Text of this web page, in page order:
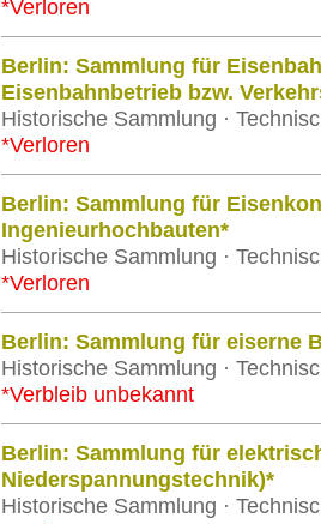
*Verloren
Berlin: Sammlung für
Eisenbahnbetrieb bzw.
Historische Sammlung ·
*Verloren
Berlin: Sammlung für
Ingenieurhochbauten*
Historische Sammlung ·
*Verloren
Berlin: Sammlung für eiserne
Historische Sammlung ·
*Verbleib unbekannt
Berlin: Sammlung für
Niederspannungstechnik)*
Historische Sammlung ·